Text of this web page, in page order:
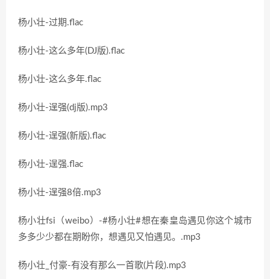
杨小壮-过期.flac
杨小壮-这么多年(DJ版).flac
杨小壮-这么多年.flac
杨小壮-逞强(dj版).mp3
杨小壮-逞强(新版).flac
杨小壮-逞强.flac
杨小壮-逞强8倍.mp3
杨小壮fsi（weibo）-#杨小壮#想在秦皇岛遇见你这个城市
多多少少都在期盼你，想遇见又怕遇见。.mp3
杨小壮_付豪-有没有那么一首歌(片段).mp3